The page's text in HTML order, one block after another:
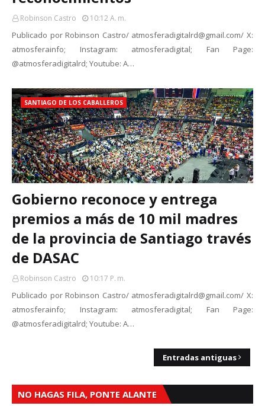
Robinson Castro 10:12 A. M.
Publicado por Robinson Castro/ atmosferadigitalrd@gmail.com/ X:
atmosferainfo; Instagram: atmosferadigital; Fan Page:
@atmosferadigitalrd; Youtube: A…
SANTIAGO DE LOS CABALLEROS
Gobierno reconoce y entrega
premios a más de 10 mil madres
de la provincia de Santiago través
de DASAC
Robinson Castro 10:17 P. M.
Publicado por Robinson Castro/ atmosferadigitalrd@gmail.com/ X:
atmosferainfo; Instagram: atmosferadigital; Fan Page:
@atmosferadigitalrd; Youtube: A…
Entradas antiguas
NO HAGAS FILA, PONTE ALANTE